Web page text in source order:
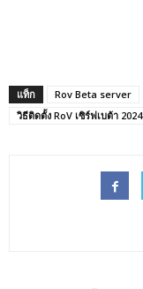
แท็ก Rov Beta server
วิธีติดตั้ง RoV เซิร์ฟเบต้า 2024